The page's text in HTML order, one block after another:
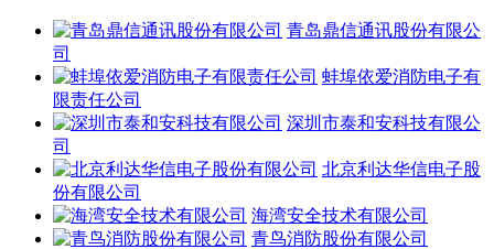
青岛鼎信通讯股份有限公
司
蚌埠依爱消防电子有
限责任公司
深圳市泰和安科技有限公
司
北京利达华信电子股
份有限公司
海湾安全技术有限公司
青鸟消防股份有限公司